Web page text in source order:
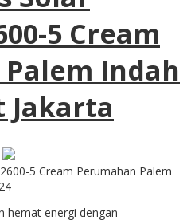
5 Cream
Indah
Jakarta
hemat energi dengan